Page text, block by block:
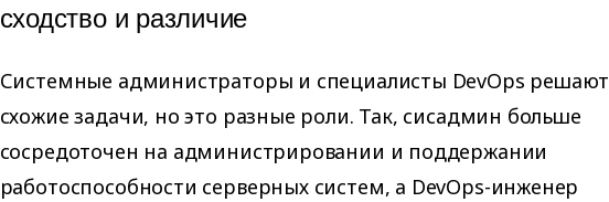
сходство и различие
Системные администраторы и специалисты DevOps решают
схожие задачи, но это разные роли. Так, сисадмин больше
сосредоточен на администрировании и поддержании
работоспособности серверных систем, а DevOps-инженер